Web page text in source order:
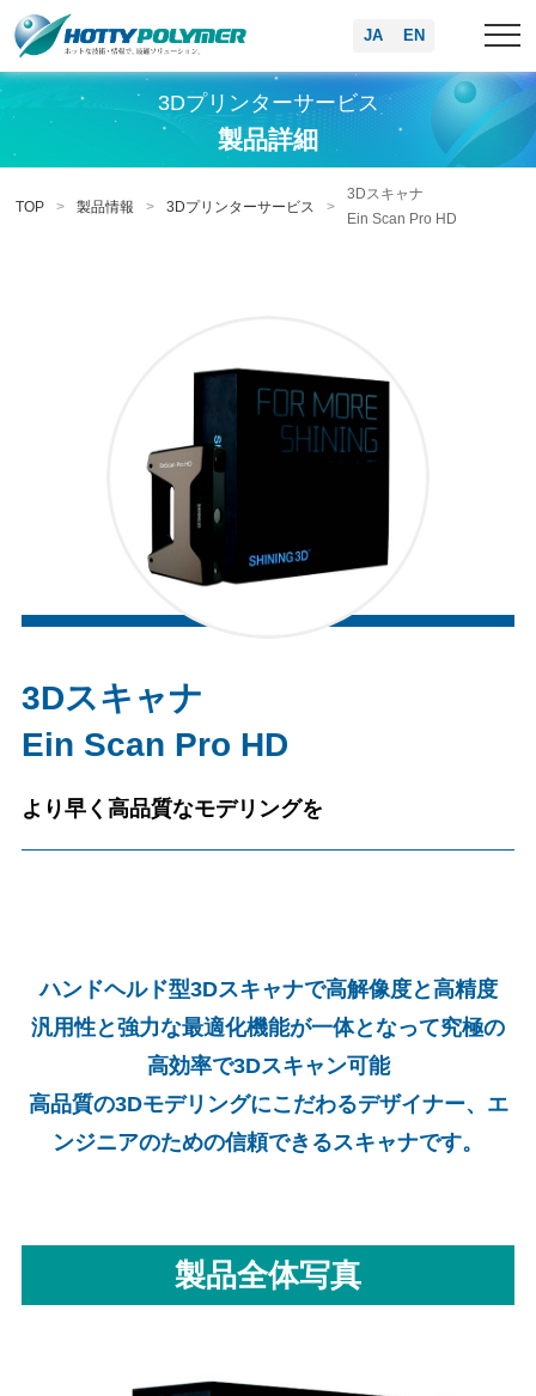
EN
JA
3Dプリンターサービス
製品詳細
TOP 製品情報 3Dプリンターサービス
3Dスキャナ
Ein Scan Pro HD
3Dスキャナ
Ein Scan Pro HD
より早く高品質なモデリングを
ハンドヘルド型3Dスキャナで高解像度と高精度
汎用性と強力な最適化機能が一体となって究極の
高効率で3Dスキャン可能
高品質の3Dモデリングにこだわるデザイナー、エ
ンジニアのための信頼できるスキャナです。
製品全体写真